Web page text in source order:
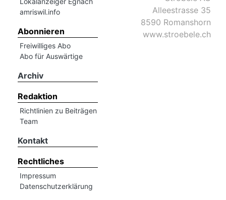
Mitteilungen
amriswil.info
Abonnieren
Freiwilliges Abo
Abo für Auswärtige
Archiv
Redaktion
Richtlinien zu Beiträgen
Team
Kontakt
Rechtliches
Impressum
Datenschutzerklärung
Alleestrasse 35
8590 Romanshorn
www.stroebele.ch